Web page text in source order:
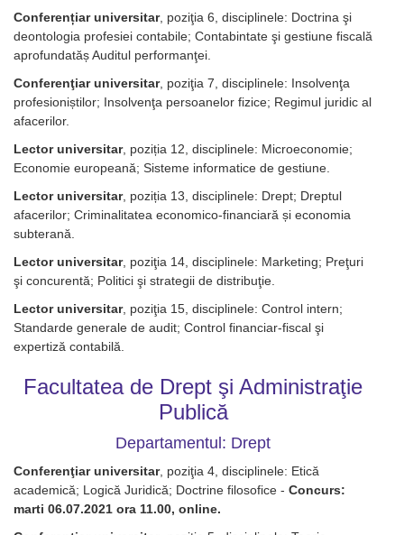
Conferențiar universitar, poziţia 6, disciplinele: Doctrina şi
deontologia profesiei contabile; Contabintate şi gestiune fiscală
aprofundatăș Auditul performanţei.
Conferenţiar universitar, poziţia 7, disciplinele: Insolvenţa
profesioniștilor; Insolvenţa persoanelor fizice; Regimul juridic al
afacerilor.
Lector universitar, poziția 12, disciplinele: Microeconomie;
Economie europeană; Sisteme informatice de gestiune.
Lector universitar, poziția 13, disciplinele: Drept; Dreptul
afacerilor; Criminalitatea economico-financiară și economia
subterană.
Lector universitar, poziţia 14, disciplinele: Marketing; Preţuri
şi concurentă; Politici şi strategii de distribuţie.
Lector universitar, poziţia 15, disciplinele: Control intern;
Standarde generale de audit; Control financiar-fiscal şi
expertiză contabilă.
Facultatea de Drept şi Administraţie
Publică
Departamentul: Drept
Conferenţiar universitar, poziţia 4, disciplinele: Etică
academică; Logică Juridică; Doctrine filosofice - Concurs:
marti 06.07.2021 ora 11.00, online.